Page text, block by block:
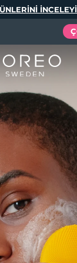
Tech Elixir
Set
中文 繁